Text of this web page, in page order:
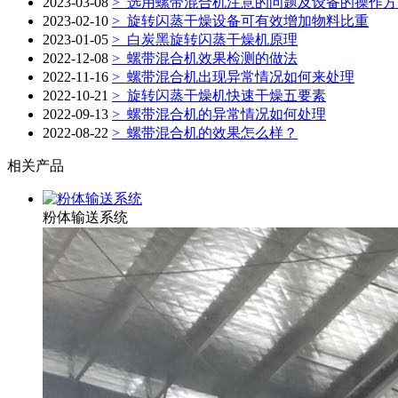
2023-02-10 > 旋转闪蒸干燥设备可有效增加物料比重
2023-01-05 > 白炭黑旋转闪蒸干燥机原理
2022-12-08 > 螺带混合机效果检测的做法
2022-11-16 > 螺带混合机出现异常情况如何来处理
2022-10-21 > 旋转闪蒸干燥机快速干燥五要素
2022-09-13 > 螺带混合机的异常情况如何处理
2022-08-22 > 螺带混合机的效果怎么样？
相关产品
粉体输送系统